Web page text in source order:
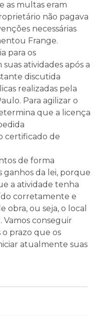
as multas eram
não pagava
necessárias
Frange.
para os
atividades após a
discutida
realizadas pela
Para agilizar o
que a licença
certificado de
de forma
ganhos da lei, porque
a atividade tenha
corretamente e
ou seja, o local
conseguir
prazo que os
atualmente suas